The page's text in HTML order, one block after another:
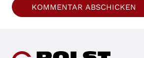
KOMMENTAR ABSCHICKEN